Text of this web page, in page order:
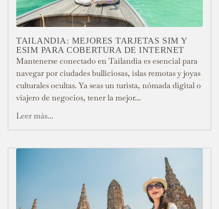
TAILANDIA: MEJORES TARJETAS SIM Y
ESIM PARA COBERTURA DE INTERNET
Mantenerse conectado en Tailandia es esencial para
navegar por ciudades bulliciosas, islas remotas y joyas
culturales ocultas. Ya seas un turista, nómada digital o
viajero de negocios, tener la mejor...
Leer más...